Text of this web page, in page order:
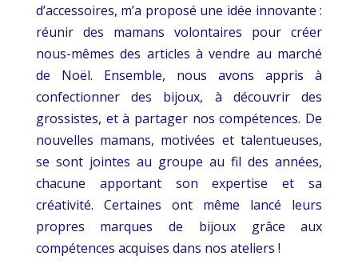
d’accessoires, m’a proposé une idée innovante :
réunir des mamans volontaires pour créer
nous-mêmes des articles à vendre au marché
de Noël. Ensemble, nous avons appris à
confectionner des bijoux, à découvrir des
grossistes, et à partager nos compétences. De
nouvelles mamans, motivées et talentueuses,
se sont jointes au groupe au fil des années,
chacune apportant son expertise et sa
créativité. Certaines ont même lancé leurs
propres marques de bijoux grâce aux
compétences acquises dans nos ateliers !